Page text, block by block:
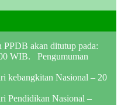
PPDB akan ditutup pada:
WIB. Pengumuman
kebangkitan Nasional – 20
Pendidikan Nasional –